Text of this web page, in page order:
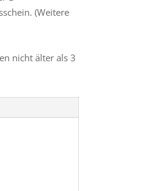
(Weitere
nicht älter als 3